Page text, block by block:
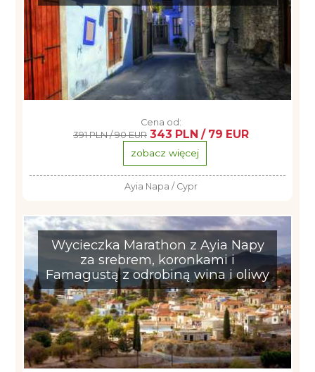
Cena od:
391 PLN / 90 EUR 343 PLN / 79 EUR
zobacz więcej
Ayia Napa / Cypr
Wycieczka Marathon z Ayia Napy
za srebrem, koronkami i
Famagustą z odrobiną wina i oliwy